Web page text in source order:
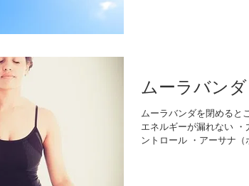
ムーラバン
ムーラバンダを閉めると
エネルギーが漏れない ・
ントロール ・アーサナ（